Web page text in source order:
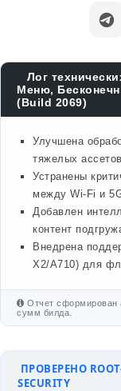
Лог
Меню,
(Build 2069)
Улучшена
тяжелых
Устранены
между Wi-Fi и
Добавлен
контент
Внедрена
X2/A710) для
Отчет сформирован
сумм билда.
ПРОВЕРЕНО
SECURITY